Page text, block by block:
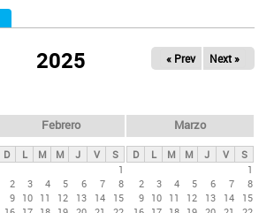
2025 « Prev Next »
Febrero
D L M M J V
S
1
2
3 4 5 6 7
8
9 10 11 12 13 14
15
Marzo
D L M M J V
S
1
2
3 4 5 6 7
8
9 10 11 12 13 14
15